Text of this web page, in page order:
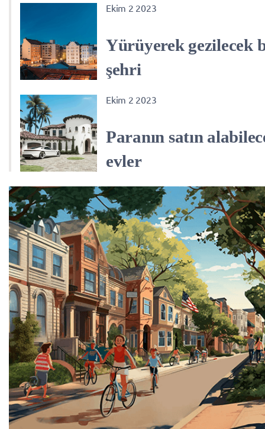
Ekim 2 2023
Yürüyerek gezilecek
şehri
Ekim 2 2023
Paranın satın
evler